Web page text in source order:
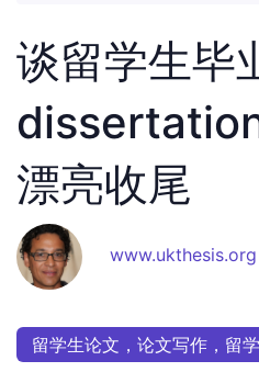
谈留学生毕
漂亮收尾
www.ukthesis.org
留学生论文，论文写作，留